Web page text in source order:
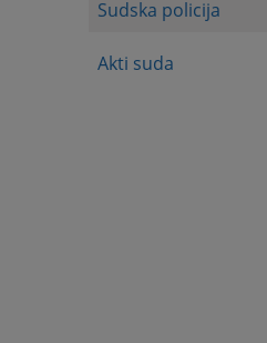
Sudska policija
Akti suda